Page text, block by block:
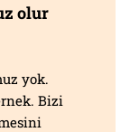
olur
yok.
Bizi